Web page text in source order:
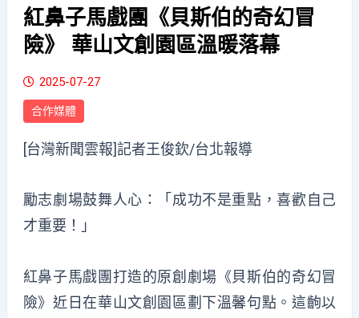
紅鼻子馬戲團《貝斯伯的奇幻冒
險》 華山文創園區溫暖落幕
2025-07-27
合作媒體
[台灣新聞雲報]記者王俊欽/台北報導
勵志劇場鼓舞人心：「成功不是重點，喜歡自己
才重要！」
紅鼻子馬戲團打造的原創劇場《貝斯伯的奇幻冒
險》近日在華山文創園區劃下溫馨句點。這齣以